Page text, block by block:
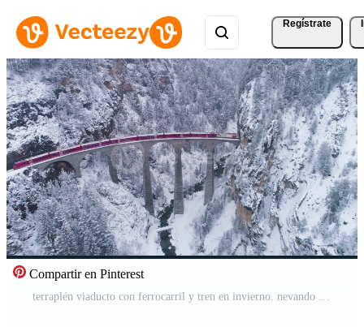
Regístrate
Compartir en Pinterest
terraplén viaducto con ferrocarril y tren en invierno. nevando suizo Alpes. Suiza. aéreo vista. zumbido moscas hacia atrás y hacia arriba. revelar Disparo Vídeo Pro